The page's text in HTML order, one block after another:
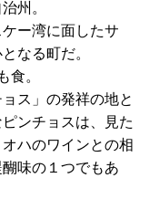
州。
ー湾に面したサ
なる町だ。
食。
ス」の発祥の地と
ンチョスは、見た
ハのワインとの相
味の１つでもあ